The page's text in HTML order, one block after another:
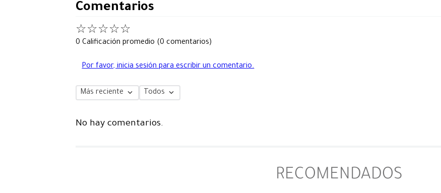
Comentarios
☆☆☆☆☆
0 Calificación promedio (0 comentarios)
Por favor, inicia sesión para escribir un comentario.
Más reciente Todos
No hay comentarios.
RECOMENDADOS